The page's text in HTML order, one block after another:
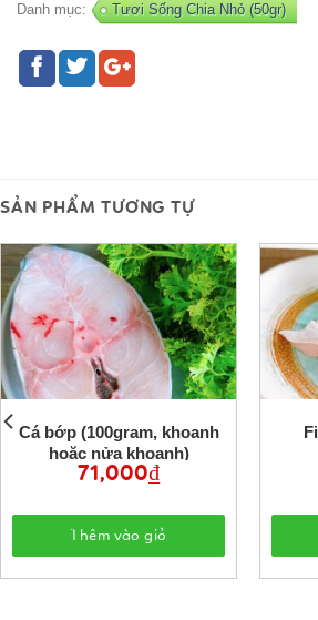
Danh mục: Tươi Sống Chia Nhỏ (50gr)
SẢN PHẨM TƯƠNG TỰ
Cá bớp (100gram, khoanh
hoặc nửa khoanh)
71,000₫
Thêm vào giỏ